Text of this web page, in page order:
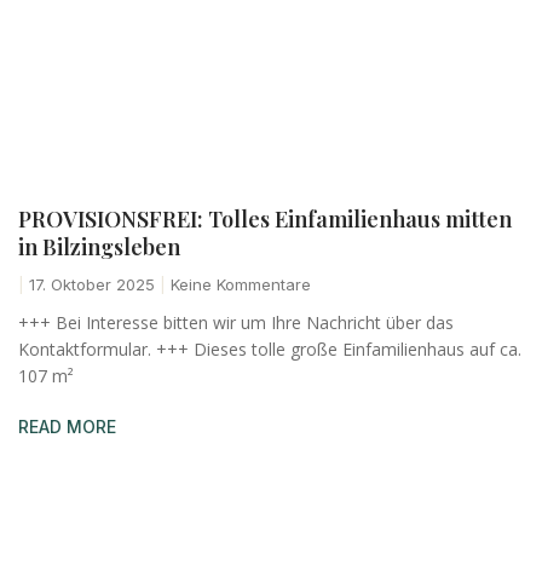
PROVISIONSFREI: Tolles Einfamilienhaus mitten
in Bilzingsleben
17. Oktober 2025 Keine Kommentare
+++ Bei Interesse bitten wir um Ihre Nachricht über das
Kontaktformular. +++ Dieses tolle große Einfamilienhaus auf ca.
107 m²
READ MORE